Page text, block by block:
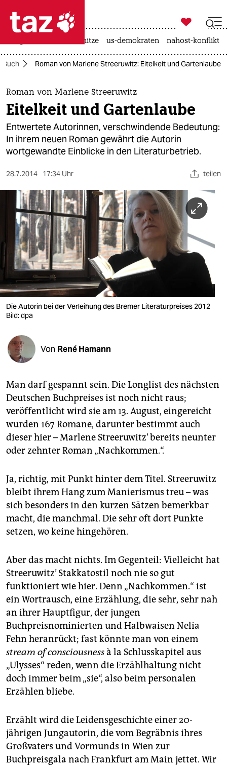
 taz zahl ich
taz zahl ich
themen
politik
öko
gesellschaft
sport
berlin
nord
wahrheit
verlag
verlag
veranstaltungen
shop
unterstützen
abo
genossenschaft
epaper login

taz zahl ich
hitze us-demokraten nahost-konflikt
Buch Roman von Marlene Streeruwitz: Eitelkeit und Gartenlaube
Roman von Marlene Streeruwitz
Eitelkeit und Gartenlaube
Entwertete Autorinnen, verschwindende Bedeutung:
In ihrem neuen Roman gewährt die Autorin
wortgewandte Einblicke in den Literaturbetrieb.
28.7.2014 17:34 Uhr teilen
Die Autorin bei der Verleihung des Bremer Literaturpreises 2012
Bild: dpa
Von René Hamann
Man darf gespannt sein. Die Longlist des nächsten
Deutschen Buchpreises ist noch nicht raus;
veröffentlicht wird sie am 13. August, eingereicht
wurden 167 Romane, darunter bestimmt auch
dieser hier – Marlene Streeruwitz’ bereits neunter
oder zehnter Roman „Nachkommen.“.
Ja, richtig, mit Punkt hinter dem Titel. Streeruwitz
bleibt ihrem Hang zum Manierismus treu – was
sich besonders in den kurzen Sätzen bemerkbar
macht, die manchmal. Die sehr oft dort Punkte
setzen, wo keine hingehören.
Aber das macht nichts. Im Gegenteil: Vielleicht hat
Streeruwitz’ Stakkatostil noch nie so gut
funktioniert wie hier. Denn „Nachkommen.“ ist
ein Wortrausch, eine Erzählung, die sehr, sehr nah
an ihrer Hauptfigur, der jungen
Buchpreisnominierten und Halbwaisen Nelia
Fehn heranrückt; fast könnte man von einem
stream of consciousnessà la Schlusskapitel aus
„Ulysses“ reden, wenn die Erzählhaltung nicht
doch immer beim „sie“, also beim personalen
Erzählen bliebe.
Erzählt wird die Leidensgeschichte einer 20-
jährigen Jungautorin, die vom Begräbnis ihres
Großvaters und Vormunds in Wien zur
Buchpreisgala nach Frankfurt am Main jettet. Wir